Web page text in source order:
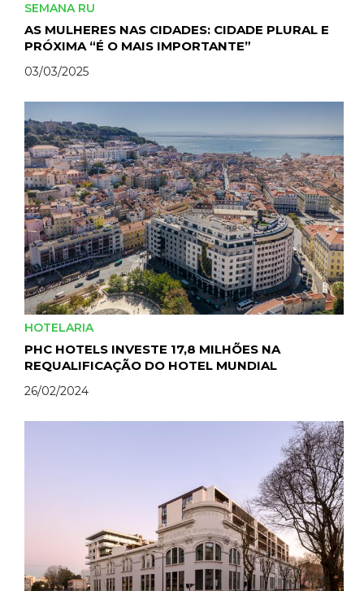
SEMANA RU
AS MULHERES NAS CIDADES: CIDADE PLURAL E
PRÓXIMA “É O MAIS IMPORTANTE”
03/03/2025
HOTELARIA
PHC HOTELS INVESTE 17,8 MILHÕES NA
REQUALIFICAÇÃO DO HOTEL MUNDIAL
26/02/2024